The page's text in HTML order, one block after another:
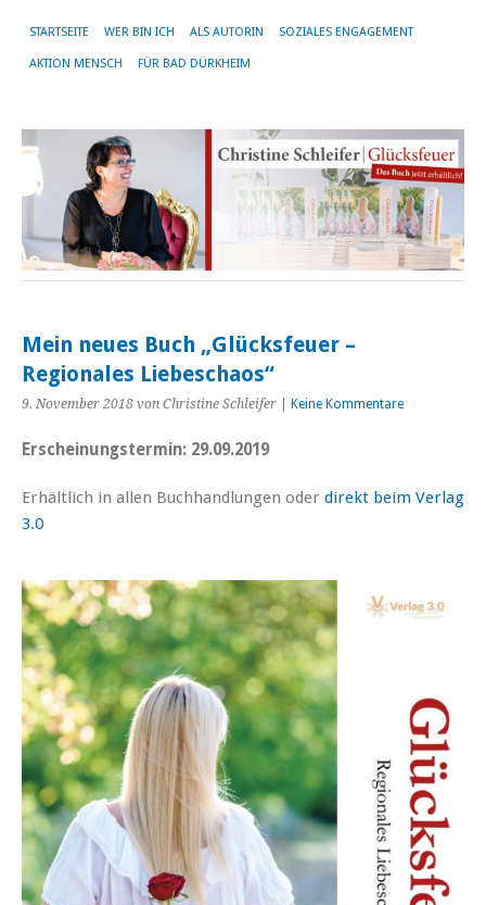
STARTSEITE WER BIN ICH ALS AUTORIN SOZIALES ENGAGEMENT
AKTION MENSCH FÜR BAD DÜRKHEIM
Mein neues Buch „Glücksfeuer –
Regionales Liebeschaos“
9. November 2018 von Christine Schleifer Keine Kommentare
Erscheinungstermin: 29.09.2019
Erhältlich in allen Buchhandlungen oder direkt beim Verlag
3.0